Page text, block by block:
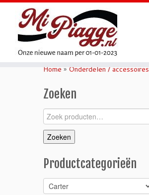
Home » Onderdelen / accessoires
Zoeken
Zoeken
naar:
Zoeken
Productcategorieën